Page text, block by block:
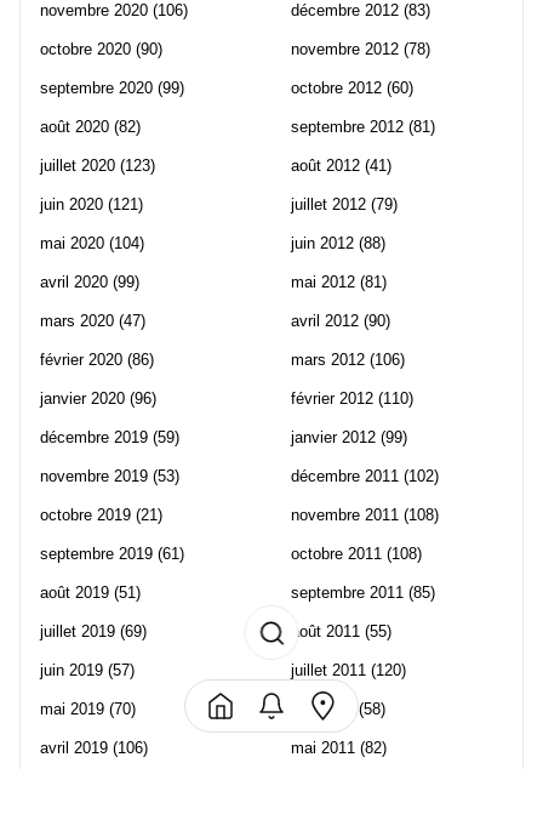
novembre 2020 (106)
octobre 2020 (90)
septembre 2020 (99)
août 2020 (82)
juillet 2020 (123)
juin 2020 (121)
mai 2020 (104)
avril 2020 (99)
mars 2020 (47)
février 2020 (86)
janvier 2020 (96)
décembre 2019 (59)
novembre 2019 (53)
octobre 2019 (21)
septembre 2019 (61)
août 2019 (51)
juillet 2019 (69)
juin 2019 (57)
mai 2019 (70)
avril 2019 (106)
décembre 2012 (83)
novembre 2012 (78)
octobre 2012 (60)
septembre 2012 (81)
août 2012 (41)
juillet 2012 (79)
juin 2012 (88)
mai 2012 (81)
avril 2012 (90)
mars 2012 (106)
février 2012 (110)
janvier 2012 (99)
décembre 2011 (102)
novembre 2011 (108)
octobre 2011 (108)
septembre 2011 (85)
août 2011 (55)
juillet 2011 (120)
juin 2011 (58)
mai 2011 (82)